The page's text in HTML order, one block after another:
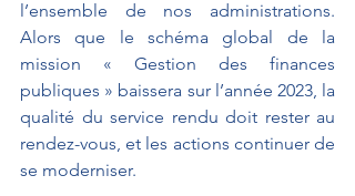
l’ensemble de nos administrations.
Alors que le schéma global de la
mission « Gestion des finances
publiques » baissera sur l’année 2023, la
qualité du service rendu doit rester au
rendez-vous, et les actions continuer de
se moderniser.